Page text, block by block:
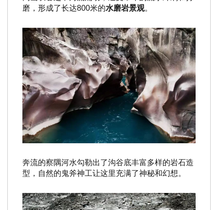
磨，形成了长达800米的水磨岩景观。
奔流的察隅河水勾勒出了沟谷底丰富多样的岩石造
型，自然的鬼斧神工让这里充满了神秘和幻想。